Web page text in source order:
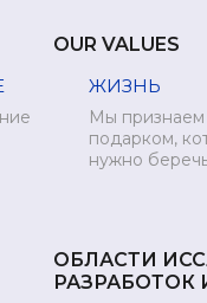
OUR VALUES
ЖИЗНЬ
Мы признаем
подарком,
нужно
ОБЛАСТИ